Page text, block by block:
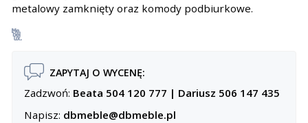
metalowy zamknięty oraz komody podbiurkowe.
ZAPYTAJ O WYCENĘ:
Zadzwoń: Beata 504 120 777 | Dariusz 506 147 435
Napisz: dbmeble@dbmeble.pl